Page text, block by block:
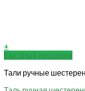
+
Быстрый просмотр
Тали ручные